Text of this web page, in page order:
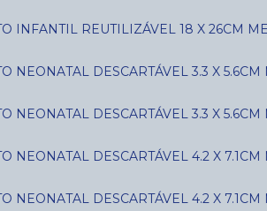
INFANTIL REUTILIZÁVEL 18 X 26CM
NEONATAL DESCARTÁVEL 3.3 X
NEONATAL DESCARTÁVEL 3.3 X
NEONATAL DESCARTÁVEL 4.2 X
NEONATAL DESCARTÁVEL 4.2 X